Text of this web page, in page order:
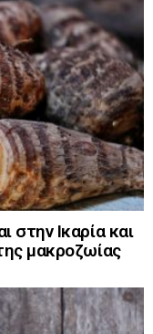
στην Ικαρία και
μακροζωίας